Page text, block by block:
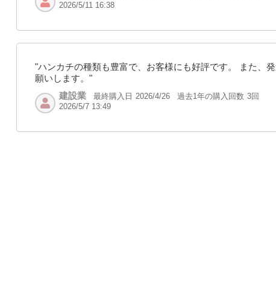
2026/5/11 16:38
"ハンカチの種類も豊富で、お客様にも好評です。 また、
願いします。"
建設業
最終購入日 2026/4/26 過去1年の購入回数 3回
2026/5/7 13:49